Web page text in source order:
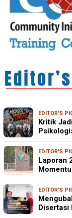
EDITOR'S
Kritik
EDITOR'S
Laporan
EDITOR'S
Disertasi